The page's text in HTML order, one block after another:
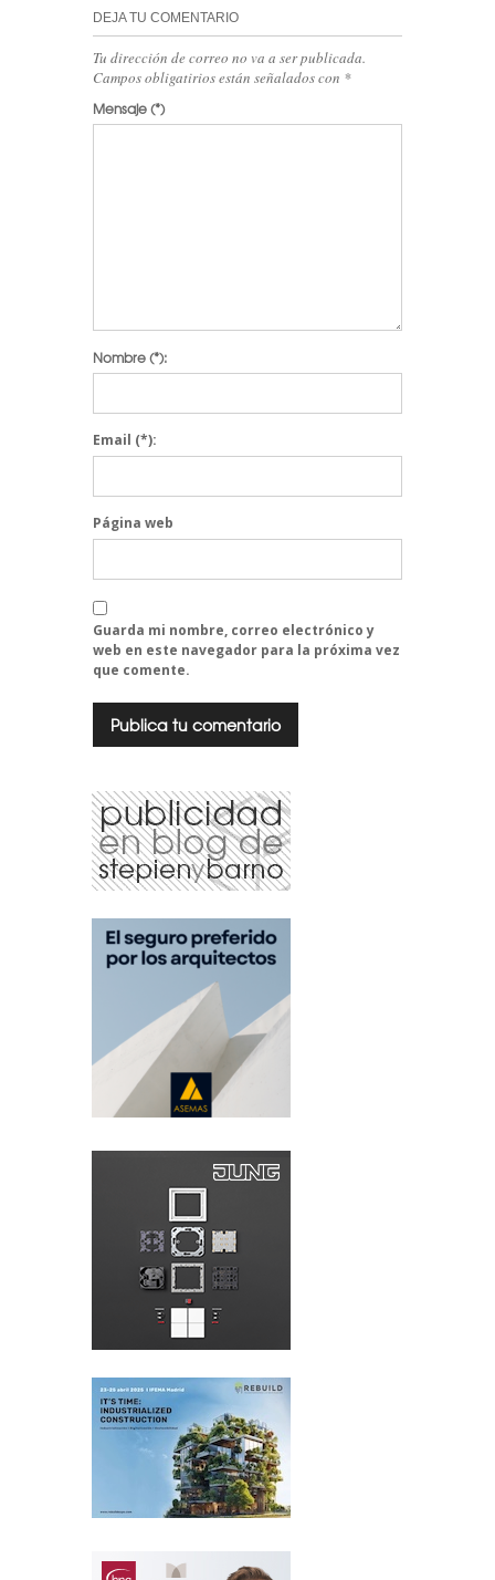
DEJA TU COMENTARIO
Tu dirección de correo no va a ser publicada.
Campos obligatirios están señalados con *
Mensaje(*)
Nombre(*):
Email (*):
Página web
Guarda mi nombre, correo electrónico y
web en este navegador para la próxima vez
que comente.